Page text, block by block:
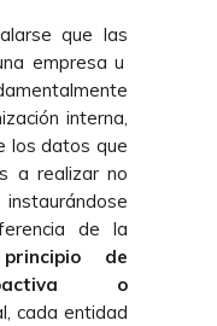
que las
empresa u
interna,
los datos que
a realizar no
de la
principio de
o
cada entidad